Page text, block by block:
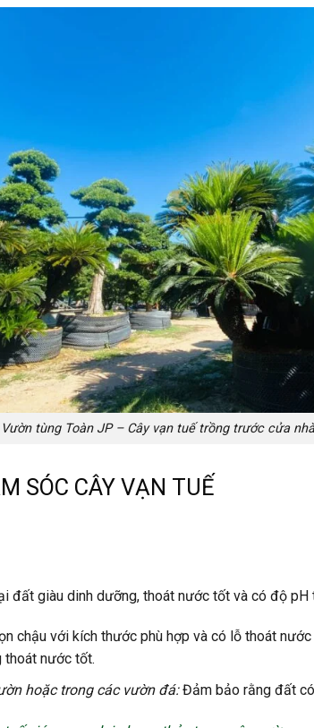
tùng Toàn JP – Cây vạn tuế trồng trước cửa
SÓC CÂY VẠN TUẾ
đất giàu dinh dưỡng, thoát nước tốt và có độ pH
chậu với kích thước phù hợp và có lỗ thoát
thoát nước tốt.
hoặc trong các vườn đá:Đảm bảo rằng đất